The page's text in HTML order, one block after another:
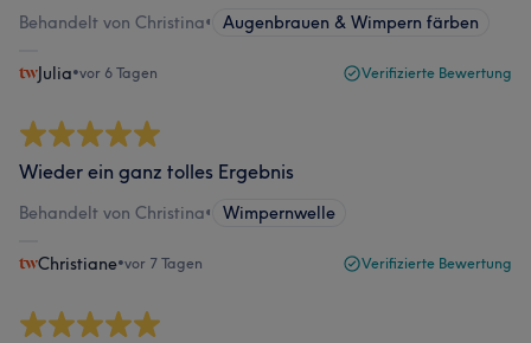
Behandelt von Christina• Augenbrauen & Wimpern färben
Julia•vor 6 Tagen Verifizierte Bewertung
Wieder ein ganz tolles Ergebnis
Behandelt von Christina• Wimpernwelle
Christiane•vor 7 Tagen Verifizierte Bewertung